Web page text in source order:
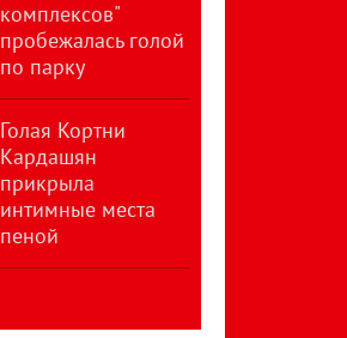
комплексов"
пробежалась голой
по парку
Голая Кортни
Кардашян
прикрыла
интимные места
пеной